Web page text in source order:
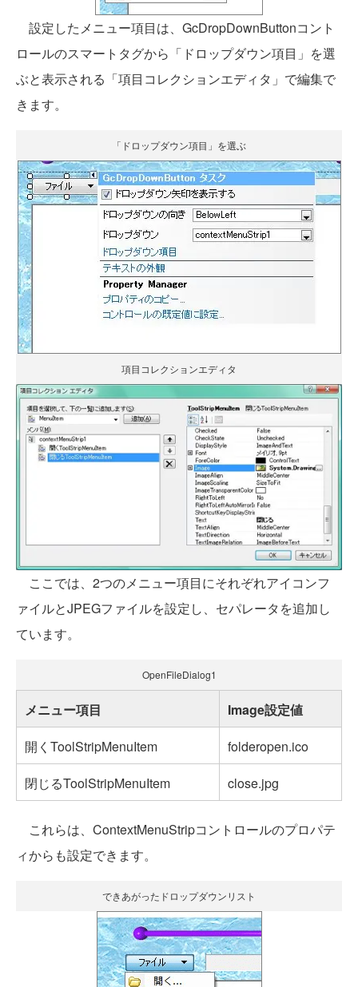
設定したメニュー項目は、GcDropDownButtonコント
ロールのスマートタグから「ドロップダウン項目」を選
ぶと表示される「項目コレクションエディタ」で編集で
きます。
「ドロップダウン項目」を選ぶ
項目コレクションエディタ
ここでは、2つのメニュー項目にそれぞれアイコンフ
ァイルとJPEGファイルを設定し、セパレータを追加し
ています。
OpenFileDialog1
メニュー項目
Image設定値
開くToolStripMenuItem
folderopen.ico
閉じるToolStripMenuItem
close.jpg
これらは、ContextMenuStripコントロールのプロパテ
ィからも設定できます。
できあがったドロップダウンリスト